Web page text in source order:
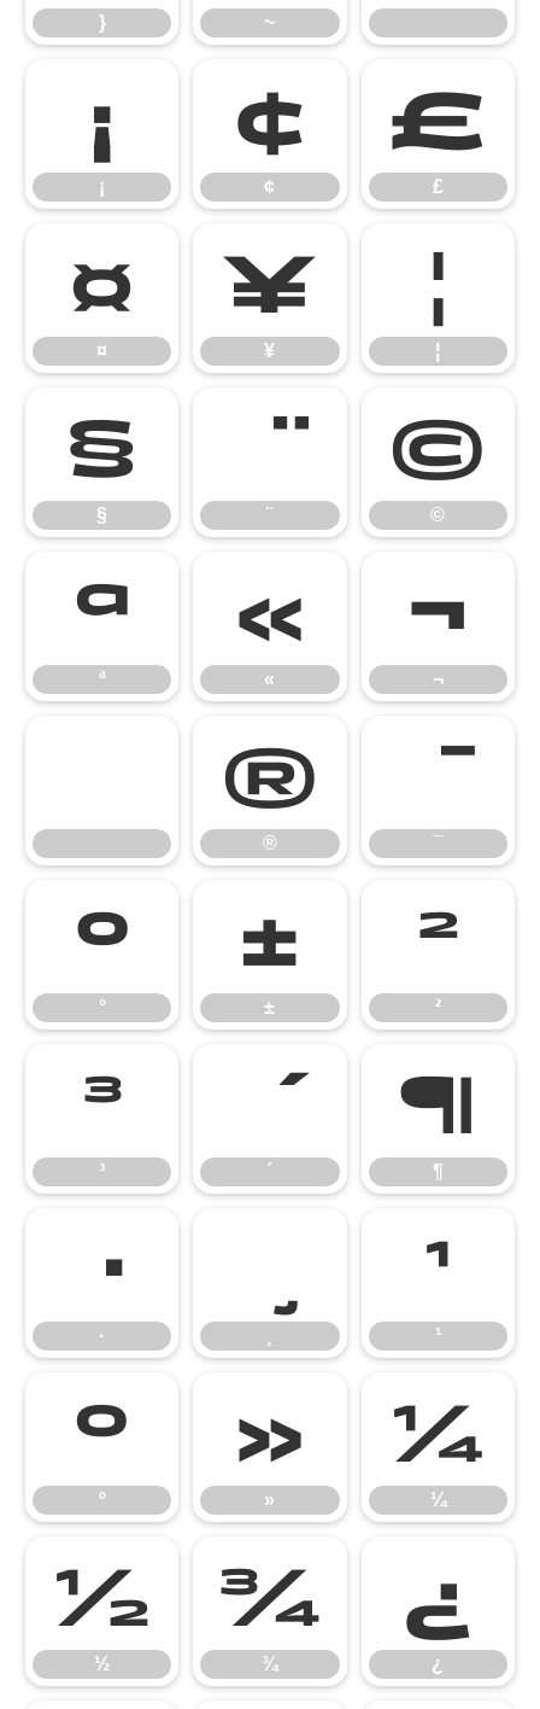
} ~
¡
¡
¢
¢
£
£
¤
¤
¥
¥
¦
¦
§
§ ¨
©
©
ª
ª
«
«
¬
¬
®
® ¯
°
°
±
±
²
²
³
³ ´
¶
¶
·
¹
¹
º
º
»
»
¼
¼
½
½
¾
¾
¿
¿